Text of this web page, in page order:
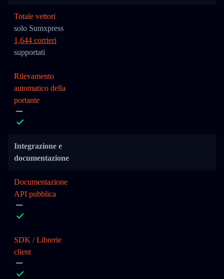
Totale vettori
solo Sumxpress
1,644 corrieri
supportati
Rilevamento
automatico della
portante
Integrazione e
documentazione
Documentazione
API pubblica
SDK / Librerie
client